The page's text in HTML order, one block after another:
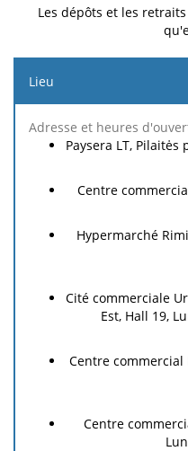
Les dépôts et les
Lieu
Adresse et
heures
Frais
de
Paysera LT, Pilaitės
Centre
Hypermarché
Cité commerciale
Est, Hall 19,
Centre commercial
Centre